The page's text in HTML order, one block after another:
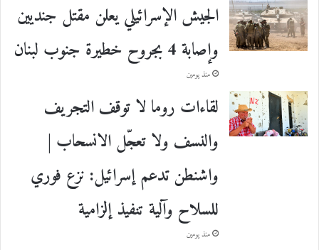
الجيش الإسرائيلي يعلن مقتل جنديين
وإصابة 4 بجروح خطيرة جنوب لبنان
منذ يومين
لقاءات روما لا توقف التجريف
والنسف ولا تعجّل الانسحاب |
واشنطن تدعم إسرائيل: نزع فوري
للسلاح وآلية تنفيذ إلزامية
منذ يومين